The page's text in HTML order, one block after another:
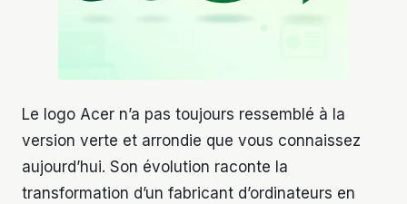
Le logo Acer n’a pas toujours ressemblé à la
version verte et arrondie que vous connaissez
aujourd’hui. Son évolution raconte la
transformation d’un fabricant d’ordinateurs en